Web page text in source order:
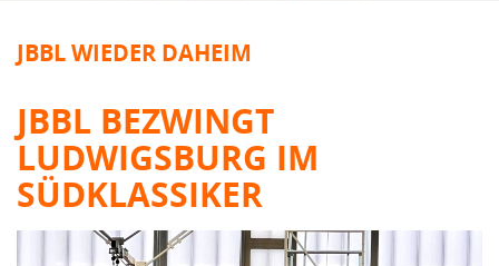
JBBL WIEDER DAHEIM
JBBL BEZWINGT
LUDWIGSBURG IM
SÜDKLASSIKER